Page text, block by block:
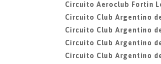
Circuito Aeroclub Fortin
Circuito Club Argentino
Circuito Club Argentino
Circuito Club Argentino
Circuito Club Argentino